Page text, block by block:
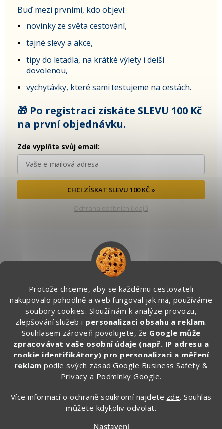
Protože chceme, aby se každému cestovateli
nakupovalo pohodlně a web fungoval jak má, používáme
soubory cookies. Slouží nám k analýze provozu,
zlepšování služeb i personalizaci obsahu a reklam.
Souhlasem zároveň povolujete, že Google může
zpracovávat vaše osobní údaje (např. IP adresu a
cookie identifikátory) pro personalizaci a měření
reklam podle svých zásadGoogle Business Safety &
Privacy a Podmínky Google.
Více informací o ochraně soukromí najdete zde. Souhlas
můžete kdykoliv odvolat.
Nastavení
Buď mezi prvními, kdo objeví:
novinky ze světa cestování,
tajné slevy a akce,
tipy do letadla, na krátké výlety i delší
dovolenou,
vychytávky, které sami testujeme na cestách.
🎁 Po registraci získáte SLEVU 100 Kč
na první objednávku.
Zde vyplňte svůj email:
CHCI ZÍSKAT SLEVU 100 KČ »
Ochrana osobních údajů
info@zapakuj.cz
+420 734 266 587 (PO-PÁ, 9:00 – 17:00)
Zapakuj CZ/SK
zapakuj_czsk
@zapakuj_cz